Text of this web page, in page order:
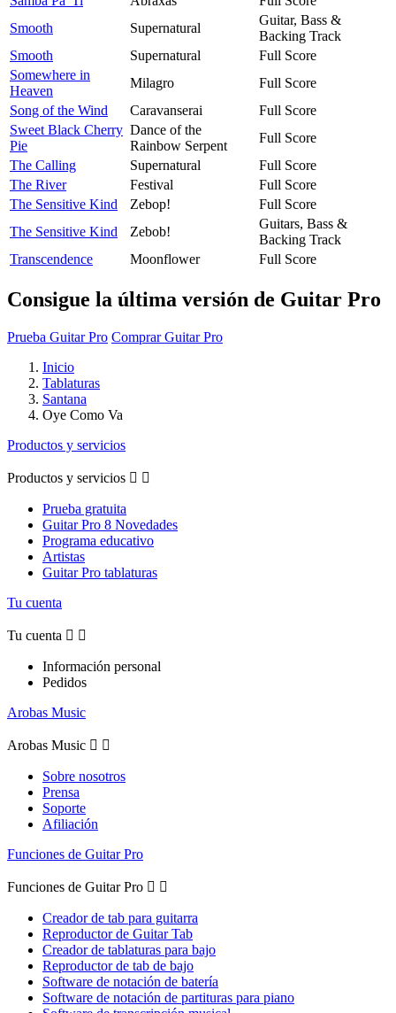
Smooth
Supernatural
Guitar, Bass &
Backing Track
Smooth
Supernatural
Full Score
Somewhere in
Heaven
Milagro
Full Score
Song of the Wind
Caravanserai
Full Score
Sweet Black Cherry
Pie
Dance of the
Rainbow Serpent
Full Score
The Calling
Supernatural
Full Score
The River
Festival
Full Score
The Sensitive Kind
Zebop!
Full Score
The Sensitive Kind
Zebob!
Guitars, Bass &
Backing Track
Transcendence
Moonflower Full Score
Consigue la última versión de Guitar Pro
Prueba Guitar Pro Comprar Guitar Pro
Inicio
Tablaturas
Santana
Oye Como Va
Productos y servicios
Productos y servicios  
Prueba gratuita
Guitar Pro 8 Novedades
Programa educativo
Artistas
Guitar Pro tablaturas
Tu cuenta
Tu cuenta  
Información personal
Pedidos
Arobas Music
Arobas Music  
Sobre nosotros
Prensa
Soporte
Afiliación
Funciones de Guitar Pro
Funciones de Guitar Pro  
Creador de tab para guitarra
Reproductor de Guitar Tab
Creador de tablaturas para bajo
Reproductor de tab de bajo
Software de notación de batería
Software de notación de partituras para piano